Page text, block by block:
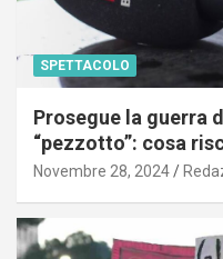
SPETTACOLO
Prosegue la guerra
“pezzotto”: cosa
Novembre 28, 2024